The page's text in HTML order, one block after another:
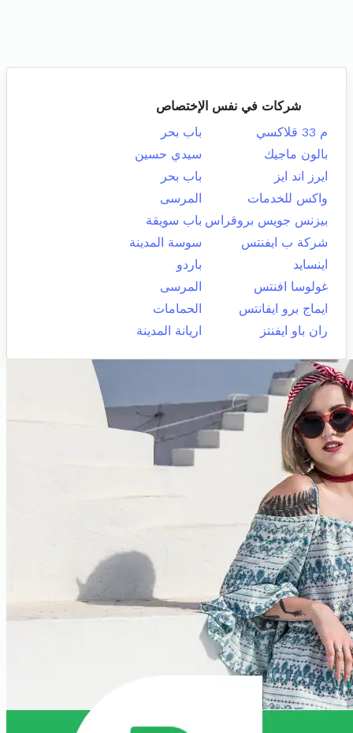
شركات في نفس الإختصاص
م 33 قلاكسي
باب بحر
بالون ماجيك
سيدي حسين
ايرز اند ايز
باب بحر
واكس للخدمات
المرسى
بيزنس جويس بروقراس باب سويقة
شركة ب ايفنتس
سوسة المدينة
اينسايد
باردو
غولوسا افنتس
المرسى
ايماج برو ايفانتس
الحمامات
ران باو ايفنتز
اريانة المدينة